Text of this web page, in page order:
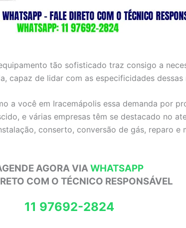
tão sofisticado traz consigo a
capaz de lidar com as especificidades dessas
a você em Iracemápolis essa demanda por
e várias empresas têm se destacado no
conserto, conversão de gás, reparo e
AGORA VIAWHATSAPP
COM O TÉCNICO RESPONSÁVEL
11 97692-2824